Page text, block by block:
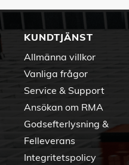
KUNDTJÄNST
Allmänna villkor
Vanliga frågor
Service & Support
Ansökan om RMA
Godsefterlysning &
Felleverans
Integritetspolicy